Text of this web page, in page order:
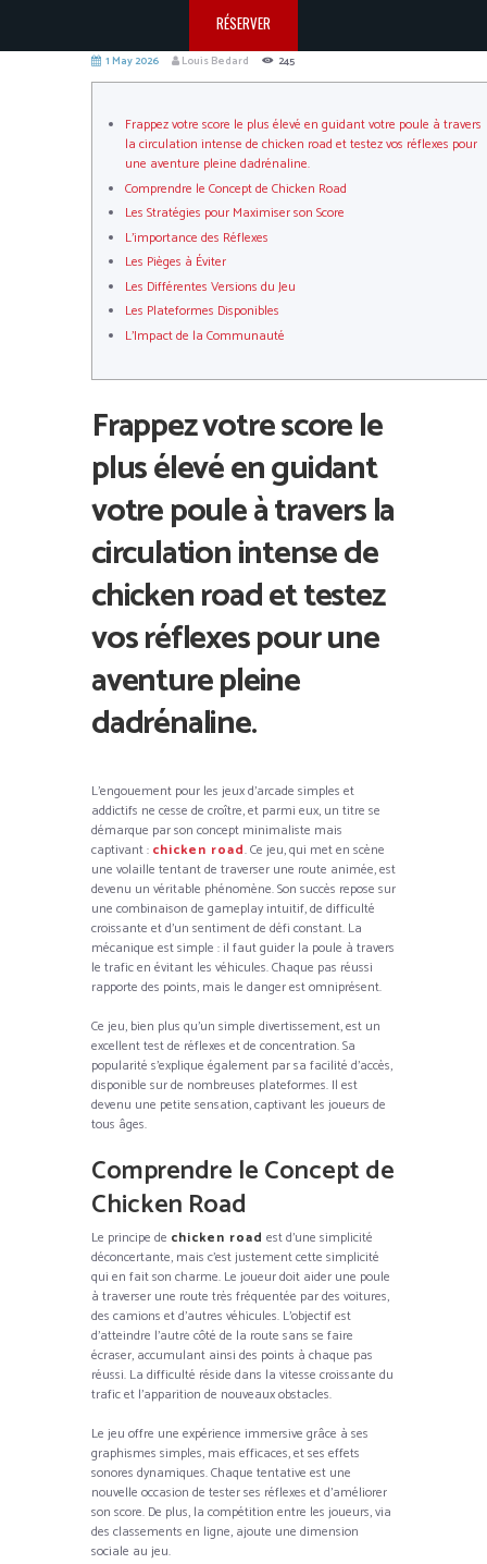
RÉSERVER
1 May 2026 Louis Bedard 245
Frappez votre score le plus élevé en guidant votre poule à travers
la circulation intense de chicken road et testez vos réflexes pour
une aventure pleine dadrénaline.
Comprendre le Concept de Chicken Road
Les Stratégies pour Maximiser son Score
L’importance des Réflexes
Les Pièges à Éviter
Les Différentes Versions du Jeu
Les Plateformes Disponibles
L’Impact de la Communauté
Frappez votre score le
plus élevé en guidant
votre poule à travers la
circulation intense de
chicken road et testez
vos réflexes pour une
aventure pleine
dadrénaline.
L’engouement pour les jeux d’arcade simples et
addictifs ne cesse de croître, et parmi eux, un titre se
démarque par son concept minimaliste mais
captivant : chicken road. Ce jeu, qui met en scène
une volaille tentant de traverser une route animée, est
devenu un véritable phénomène. Son succès repose sur
une combinaison de gameplay intuitif, de difficulté
croissante et d’un sentiment de défi constant. La
mécanique est simple : il faut guider la poule à travers
le trafic en évitant les véhicules. Chaque pas réussi
rapporte des points, mais le danger est omniprésent.
Ce jeu, bien plus qu’un simple divertissement, est un
excellent test de réflexes et de concentration. Sa
popularité s’explique également par sa facilité d’accès,
disponible sur de nombreuses plateformes. Il est
devenu une petite sensation, captivant les joueurs de
tous âges.
Comprendre le Concept de
Chicken Road
Le principe de chicken road est d’une simplicité
déconcertante, mais c’est justement cette simplicité
qui en fait son charme. Le joueur doit aider une poule
à traverser une route très fréquentée par des voitures,
des camions et d’autres véhicules. L’objectif est
d’atteindre l’autre côté de la route sans se faire
écraser, accumulant ainsi des points à chaque pas
réussi. La difficulté réside dans la vitesse croissante du
trafic et l’apparition de nouveaux obstacles.
Le jeu offre une expérience immersive grâce à ses
graphismes simples, mais efficaces, et ses effets
sonores dynamiques. Chaque tentative est une
nouvelle occasion de tester ses réflexes et d’améliorer
son score. De plus, la compétition entre les joueurs, via
des classements en ligne, ajoute une dimension
sociale au jeu.